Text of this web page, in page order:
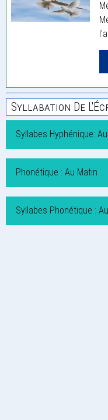
Syllabation De
Syllabes Hyphénique:
Phonétique : Au Matin
Syllabes Phonétique :